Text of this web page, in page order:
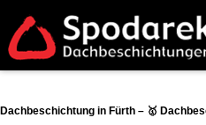
Dachbeschichtung in Fürth – 🥇